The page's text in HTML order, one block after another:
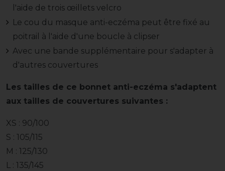
l'aide de trois œillets velcro
Le cou du masque anti-eczéma peut être fixé au
poitrail à l'aide d'une boucle à clipser
Avec une bande supplémentaire pour s'adapter à
d'autres couvertures
Les tailles de ce bonnet anti-eczéma s'adaptent
aux tailles de couvertures suivantes :
XS : 90/100
S : 105/115
M : 125/130
L : 135/145